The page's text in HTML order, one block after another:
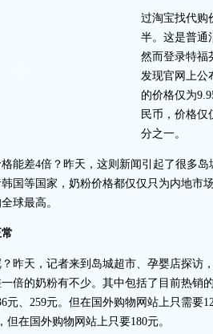
过淘宝找代购
半。这是普通
然而登录特福
发现官网上公
的价格仅为
民币，价格仅
分之一。
差4倍？昨天，这则新闻引起了很多岛
国等国家，奶粉价格都仅仅只为内地市
球最高。
天，记者来到岛城超市、孕婴店探访，
倍的奶粉有不少。其中包括了目前热销
元、259元。但在国外购物网站上只需要
但在国外购物网站上只要180元。